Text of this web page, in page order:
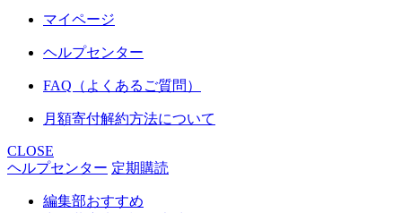
マイページ
ヘルプセンター
FAQ（よくあるご質問）
月額寄付解約方法について
CLOSE
ヘルプセンター 定期購読
編集部おすすめ